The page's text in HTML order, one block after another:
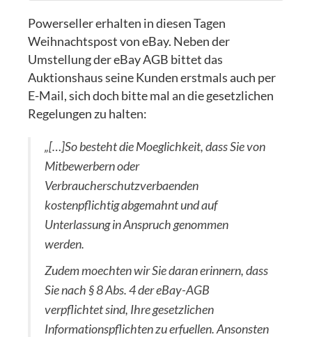
Powerseller erhalten in diesen Tagen
Weihnachtspost von eBay. Neben der
Umstellung der eBay AGB bittet das
Auktionshaus seine Kunden erstmals auch per
E-Mail, sich doch bitte mal an die gesetzlichen
Regelungen zu halten:
„[…]So besteht die Moeglichkeit, dass Sie von
Mitbewerbern oder
Verbraucherschutzverbaenden
kostenpflichtig abgemahnt und auf
Unterlassung in Anspruch genommen
werden.
Zudem moechten wir Sie daran erinnern, dass
Sie nach § 8 Abs. 4 der eBay-AGB
verpflichtet sind, Ihre gesetzlichen
Informationspflichten zu erfuellen. Ansonsten